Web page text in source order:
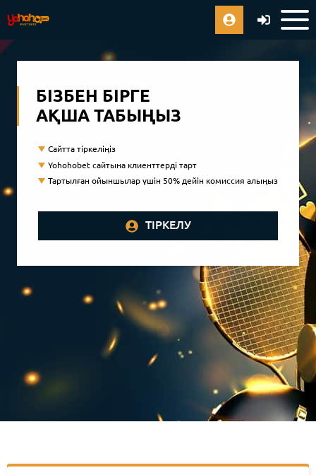
БІЗБЕН БІРГЕ
АҚША ТАБЫҢЫЗ
Сайтта тіркеліңіз
Yohohobet сайтына клиенттерді тарт
Тартылған ойыншылар үшін 50% дейін комиссия алыңыз
ТІРКЕЛУ